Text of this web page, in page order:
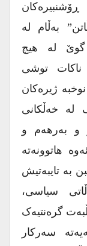
بەڵام لە
لە هیچ
توشی
ژیرەکان
لە خەڵکانی
و بەرهەم و
هاتوونەتە
تایبەتیش
سیاسی،
گرەنتیەک
سەرکار